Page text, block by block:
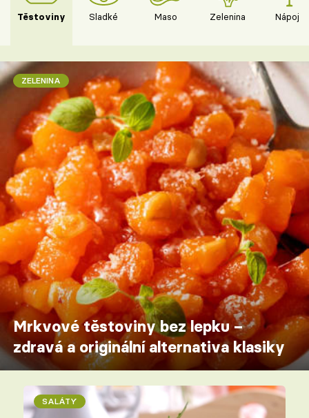
Těstoviny Sladké Maso Zelenina Nápoje
ZELENINA
Mrkvové těstoviny bez lepku –
zdravá a originální alternativa klasiky
SALÁTY